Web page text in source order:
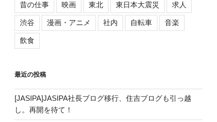
昔の仕事 映画 東北 東日本大震災 求人
渋谷 漫画・アニメ 社内 自転車 音楽
飲食
最近の投稿
[JASIPA]JASIPA社長ブログ移行、住吉ブログも引っ越
し。再開を待て！